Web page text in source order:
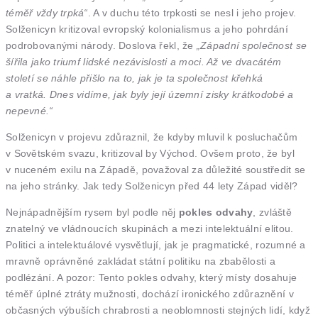
téměř vždy trpká“ . A v duchu této trpkosti se nesl i jeho projev.
Solženicyn kritizoval evropský kolonialismus a jeho pohrdání
podrobovanými národy. Doslova řekl, že
„Západní společnost se
šířila jako triumf lidské nezávislosti a moci. Až ve dvacátém
století se náhle přišlo na to, jak je ta společnost křehká
a vratká. Dnes vidíme, jak byly její územní zisky krátkodobé a
nepevné.“
Solženicyn v projevu zdůraznil, že kdyby mluvil k posluchačům
v Sovětském svazu, kritizoval by Východ. Ovšem proto, že byl
v nuceném exilu na Západě, považoval za důležité soustředit se
na jeho stránky. Jak tedy Solženicyn před 44 lety Západ viděl?
Nejnápadnějším rysem byl podle něj pokles odvahy , zvláště
znatelný ve vládnoucích skupinách a mezi intelektuální elitou.
Politici a intelektuálové vysvětlují, jak je pragmatické, rozumné a
mravně oprávněné zakládat státní politiku na zbabělosti a
podlézání. A pozor: Tento pokles odvahy, který místy dosahuje
téměř úplné ztráty mužnosti, dochází ironického zdůraznění v
občasných výbuších chrabrosti a neoblomnosti stejných lidí, když